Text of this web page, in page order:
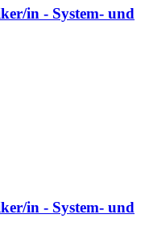
in - System- und
in - System- und